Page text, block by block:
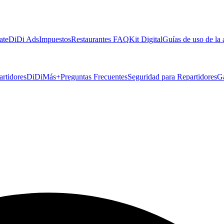
DiDi AdsImpuestosRestaurantes FAQKit DigitalGuías de uso de la
DiDiMás+Preguntas FrecuentesSeguridad para Repartidores